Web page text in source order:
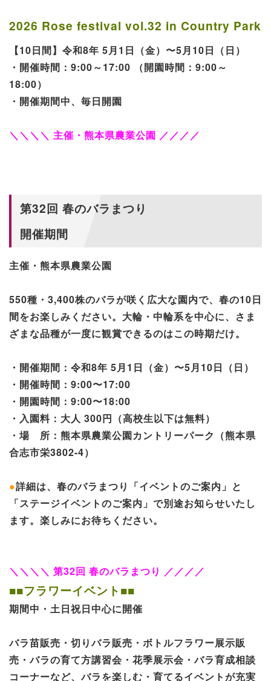
2026 Rose festival vol.32 in Country Park
【10日間】令和8年 5月1日（金）〜5月10日（日）
・開催時間：9:00～17:00 （開園時間：9:00～
18:00）
・開催期間中、毎日開園
＼＼＼＼ 主催・熊本県農業公園 ／／／／
第32回 春のバラまつり
開催期間
主催・熊本県農業公園
550種・3,400株のバラが咲く広大な園内で、春の10日
間をお楽しみください。大輪・中輪系を中心に、さま
ざまな品種が一度に観賞できるのはこの時期だけ。
・開催期間：令和8年 5月1日（金）〜5月10日（日）
・開催時間：9:00〜17:00
・開園時間：9:00〜18:00
・入園料：大人 300円（高校生以下は無料）
・場 所：熊本県農業公園カントリーパーク（熊本県
合志市栄3802-4）
●詳細は、春のバラまつり「イベントのご案内」と
「ステージイベントのご案内」で別途お知らせいたし
ます。楽しみにお待ちください。
＼＼＼＼ 第32回 春のバラまつり ／／／／
■■フラワーイベント■■
期間中・土日祝日中心に開催
バラ苗販売・切りバラ販売・ボトルフラワー展示販
売・バラの育て方講習会・花季展示会・バラ育成相談
コーナーなど、バラを楽しむ・育てるイベントが充実